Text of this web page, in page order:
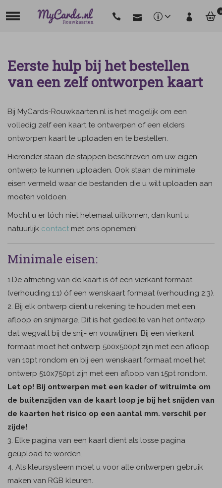
0
Eerste hulp bij het bestellen
van een zelf ontworpen kaart
Bij MyCards-Rouwkaarten.nl is het mogelijk om een
volledig zelf een kaart te ontwerpen of een elders
ontworpen kaart te uploaden en te bestellen.
Hieronder staan de stappen beschreven om uw eigen
ontwerp te kunnen uploaden. Ook staan de minimale
eisen vermeld waar de bestanden die u wilt uploaden aan
moeten voldoen.
Mocht u er tóch niet helemaal uitkomen, dan kunt u
natuurlijk contact met ons opnemen!
Minimale eisen:
1.De afmeting van de kaart is óf een vierkant formaat
(verhouding 1:1) óf een wenskaart formaat (verhouding 2:3).
2. Bij elk ontwerp dient u rekening te houden met een
afloop en snijmarge. Dit is het gedeelte van het ontwerp
dat wegvalt bij de snij- en vouwlijnen. Bij een vierkant
formaat moet het ontwerp 500x500pt zijn met een afloop
van 10pt rondom en bij een wenskaart formaat moet het
ontwerp 510x750pt zijn met een afloop van 15pt rondom.
Let op! Bij ontwerpen met een kader of witruimte om
de buitenzijden van de kaart loop je bij het snijden van
de kaarten het risico op een aantal mm. verschil per
zijde!
3. Elke pagina van een kaart dient als losse pagina
geüpload te worden.
4. Als kleursysteem moet u voor alle ontwerpen gebruik
maken van RGB kleuren.